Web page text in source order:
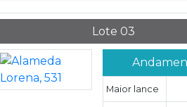
Lote 03
Maior lance